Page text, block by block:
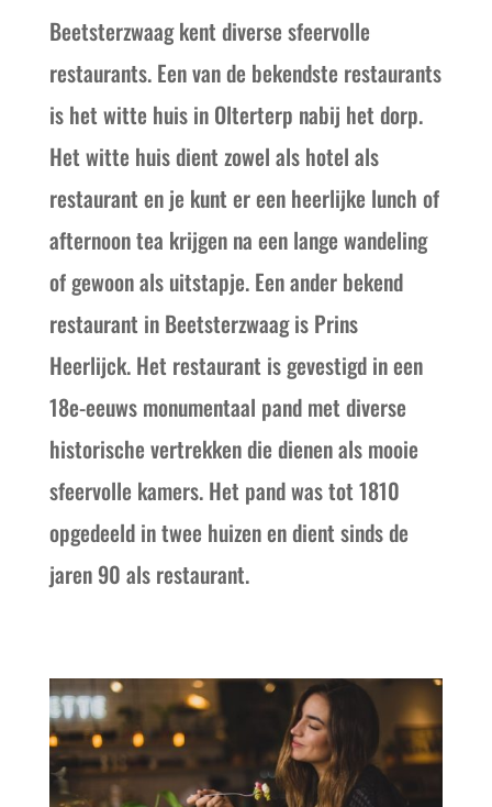
Beetsterzwaag kent diverse sfeervolle
restaurants. Een van de bekendste restaurants
is het witte huis in Olterterp nabij het dorp.
Het witte huis dient zowel als hotel als
restaurant en je kunt er een heerlijke lunch of
afternoon tea krijgen na een lange wandeling
of gewoon als uitstapje. Een ander bekend
restaurant in Beetsterzwaag is Prins
Heerlijck. Het restaurant is gevestigd in een
18e-eeuws monumentaal pand met diverse
historische vertrekken die dienen als mooie
sfeervolle kamers. Het pand was tot 1810
opgedeeld in twee huizen en dient sinds de
jaren 90 als restaurant.